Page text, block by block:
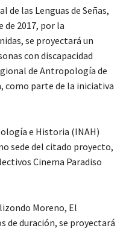
de las Lenguas de Señas,
de 2017, por la
se proyectará un
con discapacidad
de Antropología de
como parte de la iniciativa
e Historia (INAH)
sede del citado proyecto,
Cinema Paradiso
Moreno, El
de duración, se proyectará